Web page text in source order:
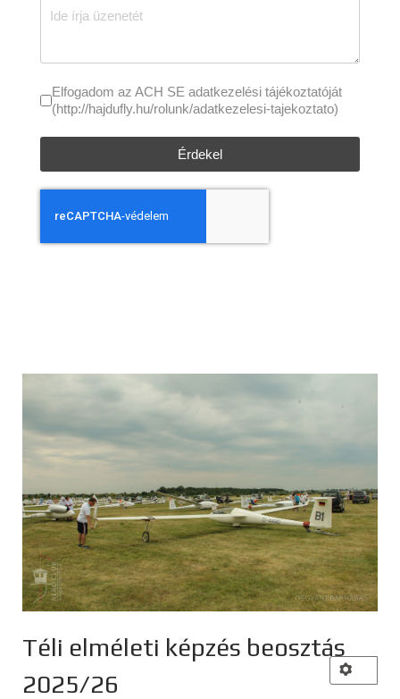
Elfogadom az ACH SE adatkezelési tájékoztatóját
(http://hajdufly.hu/rolunk/adatkezelesi-tajekoztato)
Érdekel
Téli elméleti képzés beosztás
2025/26